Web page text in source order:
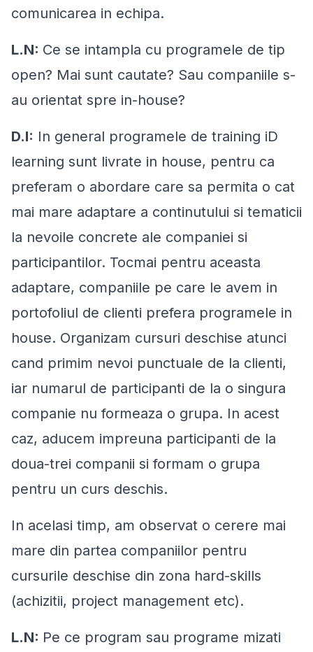
comunicarea in echipa.
L.N: Ce se intampla cu programele de tip
open? Mai sunt cautate? Sau companiile s-
au orientat spre in-house?
D.I: In general programele de training iD
learning sunt livrate in house, pentru ca
preferam o abordare care sa permita o cat
mai mare adaptare a continutului si tematicii
la nevoile concrete ale companiei si
participantilor. Tocmai pentru aceasta
adaptare, companiile pe care le avem in
portofoliul de clienti prefera programele in
house. Organizam cursuri deschise atunci
cand primim nevoi punctuale de la clienti,
iar numarul de participanti de la o singura
companie nu formeaza o grupa. In acest
caz, aducem impreuna participanti de la
doua-trei companii si formam o grupa
pentru un curs deschis.
In acelasi timp, am observat o cerere mai
mare din partea companiilor pentru
cursurile deschise din zona hard-skills
(achizitii, project management etc).
L.N: Pe ce program sau programe mizati